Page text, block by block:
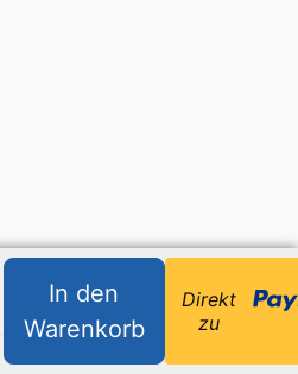
In den
Warenkorb
Direkt
zu